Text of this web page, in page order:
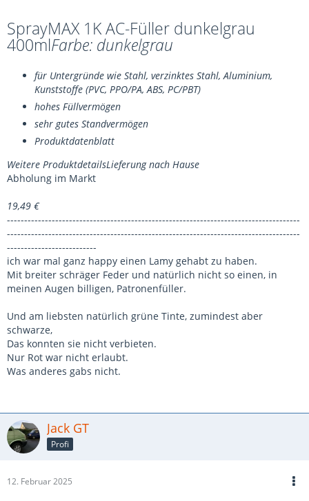
SprayMAX 1K AC-Füller dunkelgrau
400mlFarbe: dunkelgrau
für Untergründe wie Stahl, verzinktes Stahl, Aluminium,
Kunststoffe (PVC, PPO/PA, ABS, PC/PBT)
hohes Füllvermögen
sehr gutes Standvermögen
Produktdatenblatt
Weitere ProduktdetailsLieferung nach Hause
Abholung im Markt
19,49 €
-------------------------------------------------------------------------------------
-------------------------------------------------------------------------------------
--------------------------
ich war mal ganz happy einen Lamy gehabt zu haben.
Mit breiter schräger Feder und natürlich nicht so einen, in
meinen Augen billigen, Patronenfüller.
Und am liebsten natürlich grüne Tinte, zumindest aber
schwarze,
Das konnten sie nicht verbieten.
Nur Rot war nicht erlaubt.
Was anderes gabs nicht.
Jack GT
Profi
12. Februar 2025